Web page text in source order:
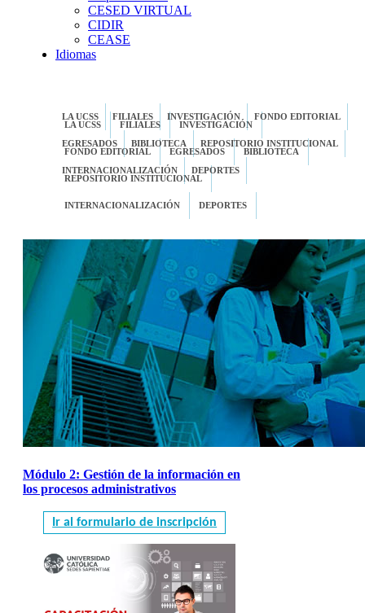
CESED VIRTUAL
CIDIR
CEASE
Idiomas
LA UCSS FILIALES INVESTIGACIÓN FONDO EDITORIAL
EGRESADOS BIBLIOTECA REPOSITORIO INSTITUCIONAL
INTERNACIONALIZACIÓN DEPORTES
LA UCSS FILIALES INVESTIGACIÓN
FONDO EDITORIAL EGRESADOS BIBLIOTECA
REPOSITORIO INSTITUCIONAL
INTERNACIONALIZACIÓN DEPORTES
Módulo 2: Gestión de la información en
los procesos administrativos
Ir al formulario de inscripción